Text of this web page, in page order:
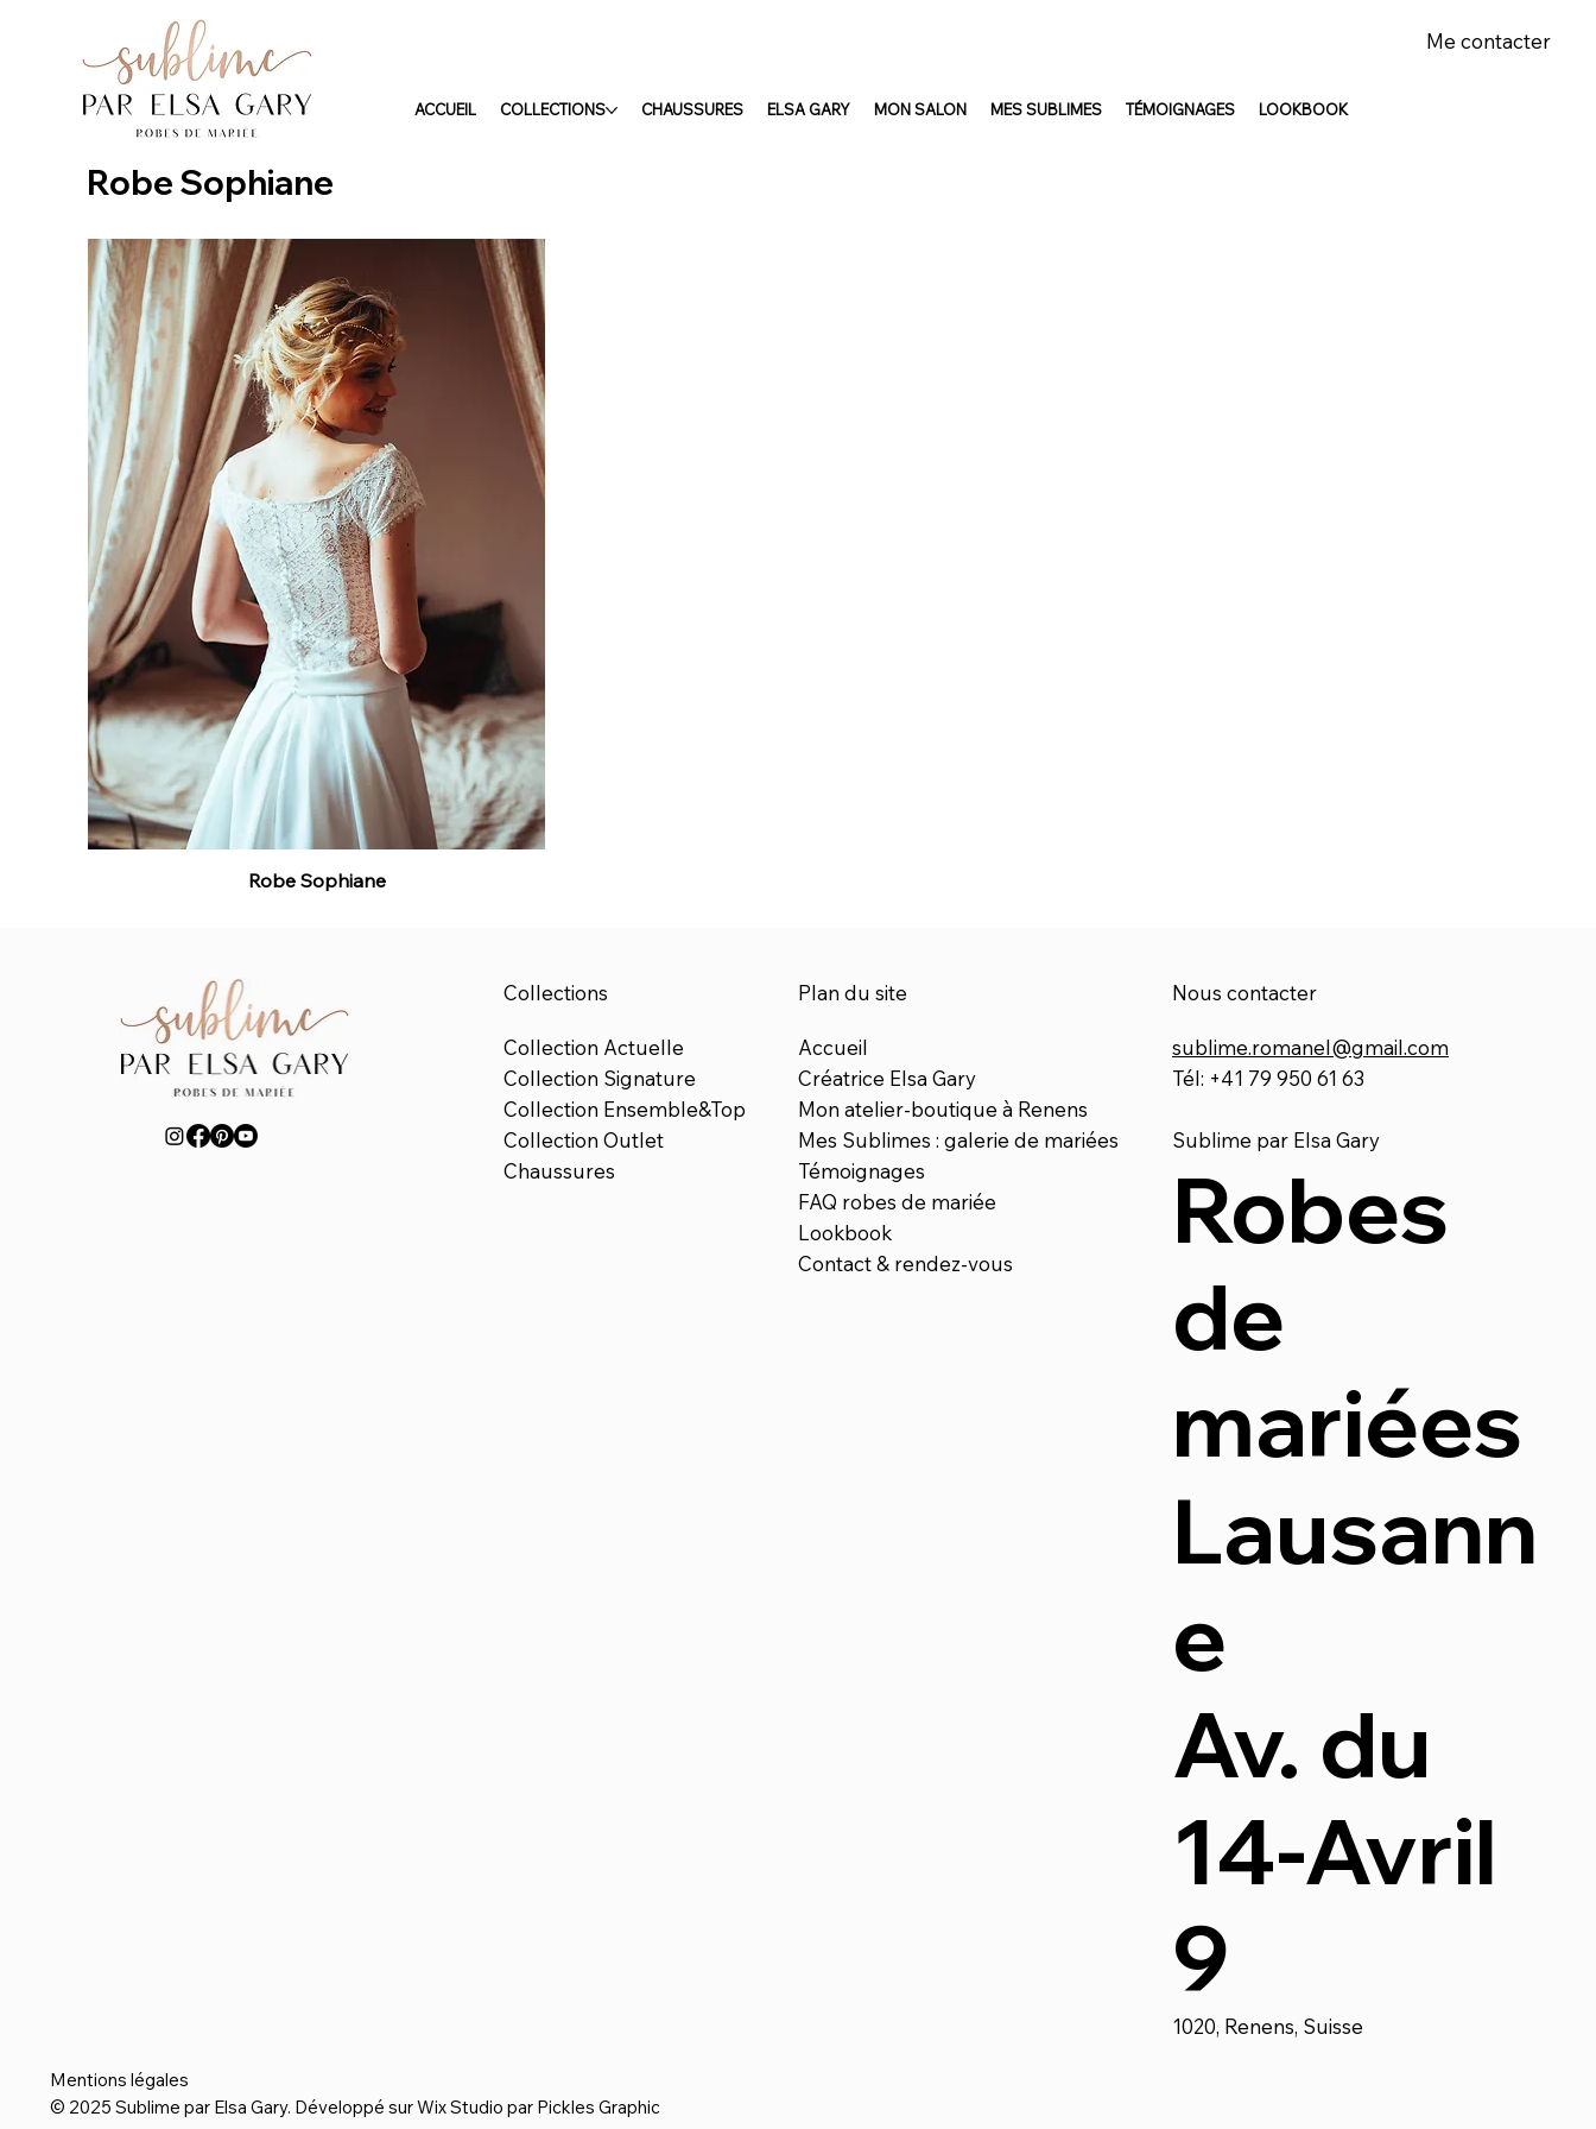
Me contacter
ACCUEIL COLLECTIONS CHAUSSURES ELSA GARY MON SALON MES SUBLIMES TÉMOIGNAGES LOOKBOOK
Robe Sophiane
Robe Sophiane
Collections
Collection Actuelle
Collection Signature
Collection Ensemble&Top
Collection Outlet
Chaussures
Plan du site
Accueil
Créatrice Elsa Gary
Mon atelier-boutique à Renens
Mes Sublimes : galerie de mariées
Témoignages
FAQ robes de mariée
Lookbook
Contact & rendez-vous
Nous contacter
sublime.romanel@gmail.com
Tél: +41 79 950 61 63
Sublime par Elsa Gary
Robes
de
mariées
Lausann
e
Av. du
14-Avril
9
1020, Renens, Suisse
Mentions légales
© 2025 Sublime par Elsa Gary. Développé sur Wix Studio par Pickles Graphic